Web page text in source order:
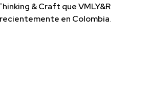
& Craft que VMLY&R
recientemente en Colombia.